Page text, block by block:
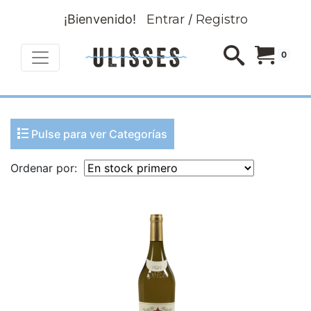
¡Bienvenido! Entrar/ Registro
0
Pulse para ver Categorías
Ordenar por: